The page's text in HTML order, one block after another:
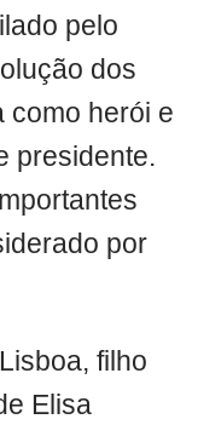
pelo
dos
como herói e
presidente.
por
filho
Elisa